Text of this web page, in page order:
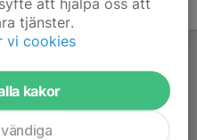
tjänster.
vi cookies
kakor